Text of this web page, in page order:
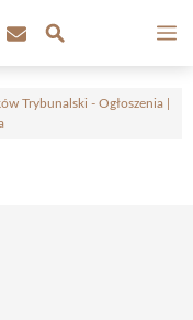
Trybunalski - Ogłoszenia |